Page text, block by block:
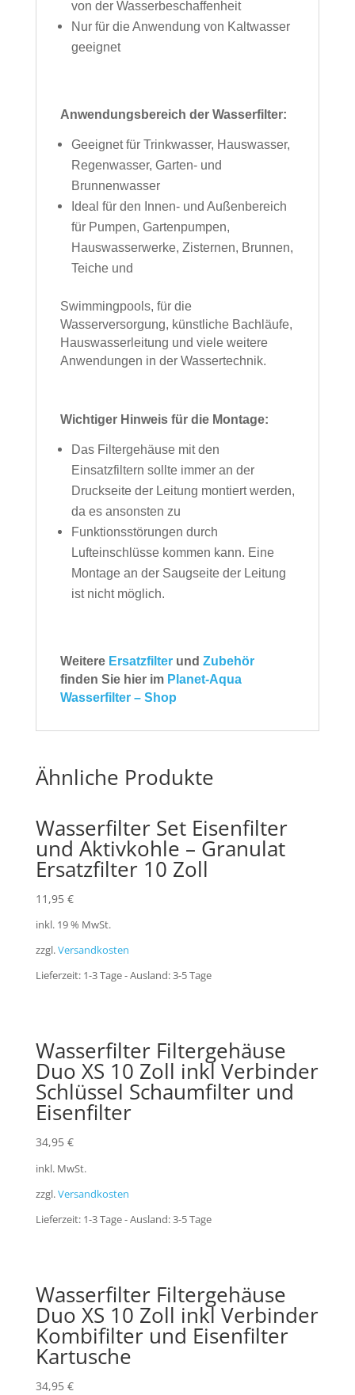
von der Wasserbeschaffenheit
Nur für die Anwendung von Kaltwasser
geeignet
Anwendungsbereich der Wasserfilter:
Geeignet für Trinkwasser, Hauswasser,
Regenwasser, Garten- und
Brunnenwasser
Ideal für den Innen- und Außenbereich
für Pumpen, Gartenpumpen,
Hauswasserwerke, Zisternen, Brunnen,
Teiche und
Swimmingpools, für die
Wasserversorgung, künstliche Bachläufe,
Hauswasserleitung und viele weitere
Anwendungen in der Wassertechnik.
Wichtiger Hinweis für die Montage:
Das Filtergehäuse mit den
Einsatzfiltern sollte immer an der
Druckseite der Leitung montiert werden,
da es ansonsten zu
Funktionsstörungen durch
Lufteinschlüsse kommen kann. Eine
Montage an der Saugseite der Leitung
ist nicht möglich.
Weitere Ersatzfilterund Zubehör
finden Sie hier im Planet-Aqua
Wasserfilter – Shop
Ähnliche Produkte
Wasserfilter Set Eisenfilter
und Aktivkohle – Granulat
Ersatzfilter 10 Zoll
11,95 €
inkl. 19 % MwSt.
zzgl.Versandkosten
Lieferzeit: 1-3 Tage - Ausland: 3-5 Tage
Wasserfilter Filtergehäuse
Duo XS 10 Zoll inkl Verbinder
Schlüssel Schaumfilter und
Eisenfilter
34,95 €
inkl. MwSt.
zzgl.Versandkosten
Lieferzeit: 1-3 Tage - Ausland: 3-5 Tage
Wasserfilter Filtergehäuse
Duo XS 10 Zoll inkl Verbinder
Kombifilter und Eisenfilter
Kartusche
34,95 €